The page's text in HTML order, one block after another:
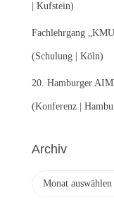
| Kufstein)
Fachlehrgang
(Schulung | Köln)
20. Hamburger
(Konferenz |
Archiv